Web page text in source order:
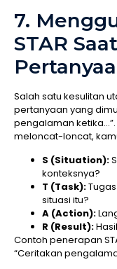
7.
STAR
Salah satu kesulitan
pertanyaan yang
pengalaman
meloncat-loncat,
S (Situation):
konteksnya?
T (Task):
situasi itu?
A (Action):
R (Result):
Contoh penerapan
“Ceritakan